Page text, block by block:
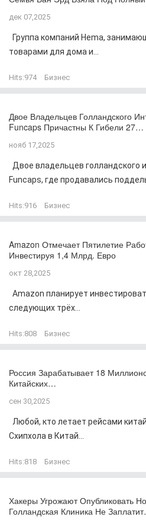
дек 07,2025
Группа компаний Hema,
товарами для дома и...
Hits:974 Бизнес
Двое Владельцев Голландского
Funcaps Причастны К Гибели 27…
нояб 17,2025
Двое владельцев голландского
Funcaps, где продавались
Hits:916 Бизнес
Amazon Отмечает Пятилетие
Инвестируя 1,4 Млрд. Евро
окт 28,2025
Amazon планирует
следующих трёх...
Hits:808 Бизнес
Россия Зарабатывает 18
Китайских…
сен 30,2025
Любой, кто летает рейсами
Схипхола в Китай...
Hits:818 Бизнес
Хакеры Угрожают Опубликовать
Голландская Клиника Не